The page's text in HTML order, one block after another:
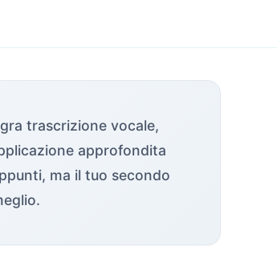
trascrizione vocale,
approfondita
ma il tuo secondo